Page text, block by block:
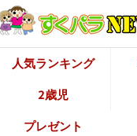
人気ランキング
2歳児
プレゼント